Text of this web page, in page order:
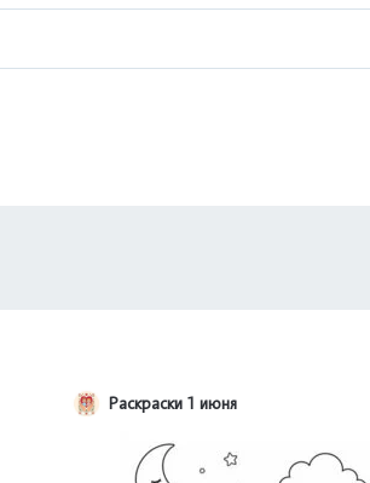
Раскраски 1 июня